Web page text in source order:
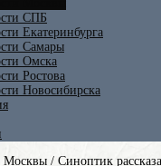
СПБ
Екатеринбурга
Самары
Омска
Ростова
Новосибирска
Москвы / Синоптик